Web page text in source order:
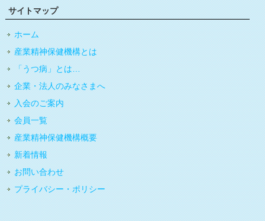
サイトマップ
ホーム
産業精神保健機構とは
「うつ病」とは…
企業・法人のみなさまへ
入会のご案内
会員一覧
産業精神保健機構概要
新着情報
お問い合わせ
プライバシー・ポリシー